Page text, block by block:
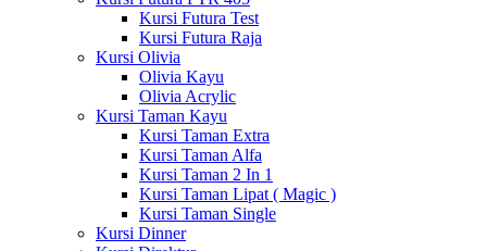
Kursi Futura Test
Kursi Futura Raja
Kursi Olivia
Olivia Kayu
Olivia Acrylic
Kursi Taman Kayu
Kursi Taman Extra
Kursi Taman Alfa
Kursi Taman 2 In 1
Kursi Taman Lipat ( Magic )
Kursi Taman Single
Kursi Dinner